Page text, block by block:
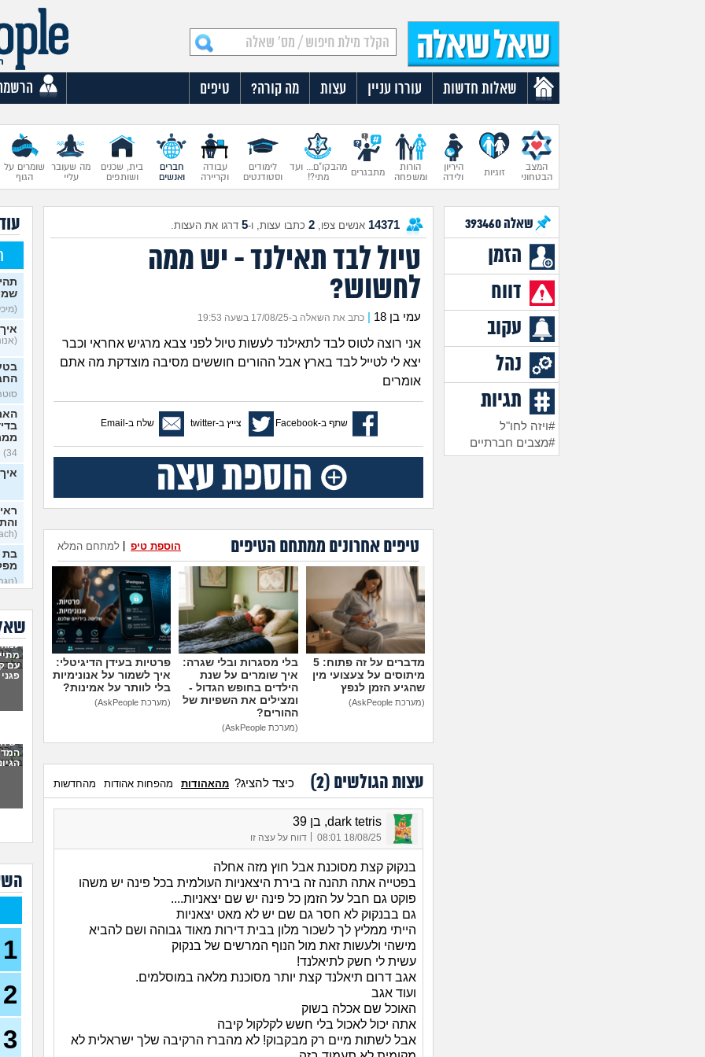
שאלות חדשות עוררו עניין עצות מה קורה? טיפים
המצב
הבטחוני
זוגיות
היריון
ולידה
הורות
ומשפחה
מתבגרים
מהבקו"ם... ועד
מתי?!
לימודים
וסטודנטים
עבודה
וקריירה
חברים
ואנשים
בית, שכנים
ושותפים
מה שעובר
עליי
שומרים על
הגוף
שאלה393460
הזמן
דווח
עקוב
נהל
תגיות
#ויזה לחו"ל
#מצבים חברתיים
14371 אנשים צפו, 2 כתבו עצות, ו-5 דרגו את העצות.
טיול לבד תאילנד - יש ממה
לחשוש?
עמי בן 18 כתב את השאלה ב-17/08/25 בשעה 19:53
אני רוצה לטוס לבד לתאילנד לעשות טיול לפני צבא מרגיש אחראי וכבר
יצא לי לטייל לבד בארץ אבל ההורים חוששים מסיבה מוצדקת מה אתם
אומרים
שתף ב-Facebook צייץ ב-twitter שלח ב-Email
טיפים אחרונים ממתחם הטיפים למתחם המלא הוספת טיפ
מדברים על זה פתוח: 5
מיתוסים על צעצועי מין
שהגיע הזמן לנפץ
(מערכת AskPeople)
בלי מסגרות ובלי שגרה:
איך שומרים על שנת
הילדים בחופש הגדול -
ומצילים את השפיות של
ההורים?
(מערכת AskPeople)
פרטיות בעידן הדיגיטלי:
איך לשמור על אנונימיות
בלי לוותר על אמינות?
(מערכת AskPeople)
עצות הגולשים (2
) כיצד להציג? מהאהודות מהפחות אהודות מהחדשות
dark tetris, בן 39
18/08/25 08:01 דווח על עצה זו
בנקוק קצת מסוכנת אבל חוץ מזה אחלה
בפטייה אתה תהנה זה בירת היצאניות העולמית בכל פינה יש משהו
פוקט גם חבל על הזמן כל פינה יש שם יצאניות....
גם בבנקוק לא חסר גם שם יש לא מאט יצאניות
הייתי ממליץ לך לשכור מלון בבית דירות מאוד גבוהה ושם להביא
מישהי ולעשות זאת מול הנוף המרשים של בנקוק
עשית לי חשק לתיאלנד!
אגב דרום תיאלנד קצת יותר מסוכנת מלאה במוסלמים.
ועוד אגב
האוכל שם אכלה בשוק
אתה יכול לאכול בלי חשש לקלקול קיבה
אבל לשתות מיים רק מבקבוק! לא מהברז הרקיבה שלך ישראלית לא
סוטה,
34)
(Stoyosach, בן 16)
בת
או
למה
עם
יש
1
2
3